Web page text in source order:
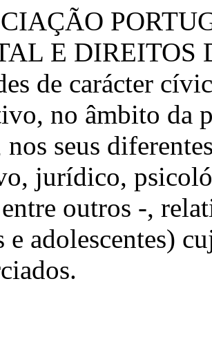
E DIREITOS
de carácter
no âmbito da
nos seus
jurídico,
outros -,
e adolescentes)